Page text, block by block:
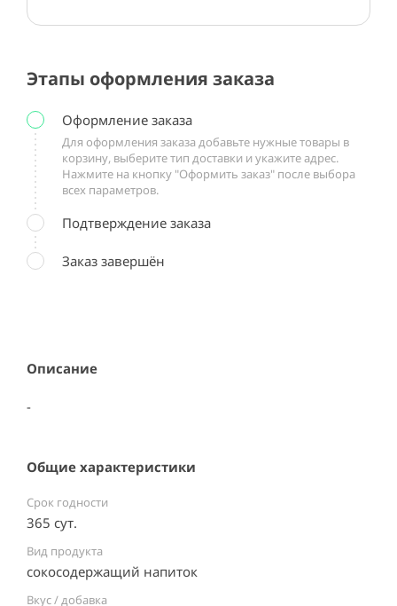
Описание
-
Общие характеристики
Срок годности
365 сут.
Вид продукта
сокосодержащий напиток
Вкус / добавка
Этапы оформления заказа
Оформление заказа
Для оформления заказа добавьте нужные товары в
корзину, выберите тип доставки и укажите адрес.
Нажмите на кнопку "Оформить заказ" после выбора
всех параметров.
Подтверждение заказа
Заказ завершён